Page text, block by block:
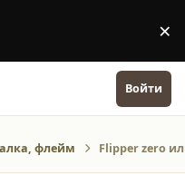
×
Войти
флейм Flipper zero